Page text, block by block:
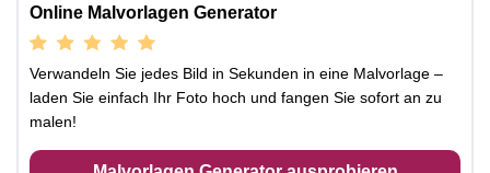
Online Malvorlagen Generator
Verwandeln Sie jedes Bild in Sekunden in eine Malvorlage –
laden Sie einfach Ihr Foto hoch und fangen Sie sofort an zu
malen!